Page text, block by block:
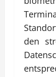
den